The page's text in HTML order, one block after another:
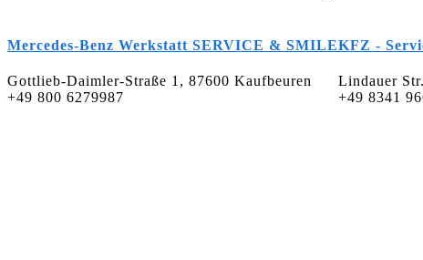
Mercedes-Benz Werkstatt SERVICE & SMILE
Gottlieb-Daimler-Straße 1, 87600 Kaufbeuren
+49 800 6279987
KFZ -
Lindauer
+49 8341